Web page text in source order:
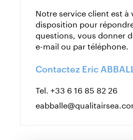
Notre service client est à
disposition pour
questions, vous donner
e-mail ou par téléphone.
Contactez Eric
Tel. +33 6 16 85 82 26